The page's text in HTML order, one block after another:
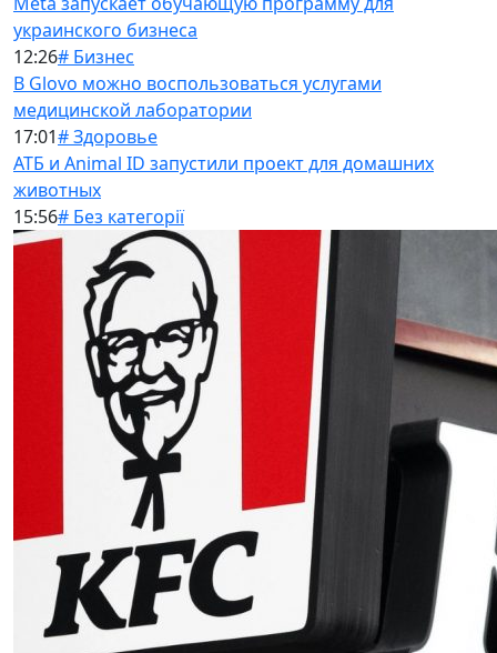
украинского бизнеса
12:26# Бизнес
В Glovo можно воспользоваться услугами
медицинской лаборатории
17:01# Здоровье
АТБ и Animal ID запустили проект для домашних
животных
15:56# Без категорії